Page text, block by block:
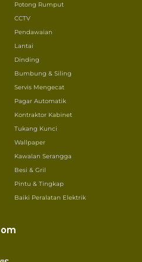
Potong Rumput
CCTV
Pendawaian
Lantai
Dinding
Bumbung & Siling
Servis Mengecat
Pagar Automatik
Kontraktor Kabinet
Tukang Kunci
Wallpaper
Kawalan Serangga
Besi & Gril
Pintu & Tingkap
Baiki Peralatan Elektrik